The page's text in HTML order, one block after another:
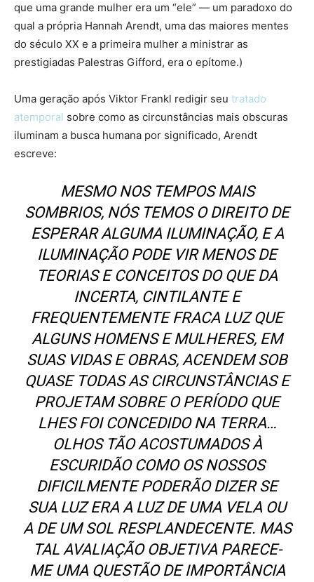
que uma grande mulher era um “ele” — um paradoxo do
qual a própria Hannah Arendt, uma das maiores mentes
do século XX e a primeira mulher a ministrar as
prestigiadas Palestras Gifford, era o epítome.)
Uma geração após Viktor Frankl redigir seu tratado
atemporal sobre como as circunstâncias mais obscuras
iluminam a busca humana por significado, Arendt
escreve:
MESMO NOS TEMPOS MAIS
SOMBRIOS, NÓS TEMOS O DIREITO DE
ESPERAR ALGUMA ILUMINAÇÃO, E A
ILUMINAÇÃO PODE VIR MENOS DE
TEORIAS E CONCEITOS DO QUE DA
INCERTA, CINTILANTE E
FREQUENTEMENTE FRACA LUZ QUE
ALGUNS HOMENS E MULHERES, EM
SUAS VIDAS E OBRAS, ACENDEM SOB
QUASE TODAS AS CIRCUNSTÂNCIAS E
PROJETAM SOBRE O PERÍODO QUE
LHES FOI CONCEDIDO NA TERRA…
OLHOS TÃO ACOSTUMADOS À
ESCURIDÃO COMO OS NOSSOS
DIFICILMENTE PODERÃO DIZER SE
SUA LUZ ERA A LUZ DE UMA VELA OU
A DE UM SOL RESPLANDECENTE. MAS
TAL AVALIAÇÃO OBJETIVA PARECE-
ME UMA QUESTÃO DE IMPORTÂNCIA